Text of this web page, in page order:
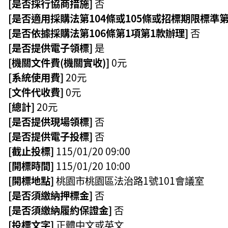
[是否採行協商措施] 否
[是否適用採購法第104條或105條或招標期限標準
[是否依據採購法第106條第1項第1款辦理] 否
[是否提供電子領標] 是
[機關文件費(機關實收)] 0元
[系統使用費] 20元
[文件代收費] 0元
[總計] 20元
[是否提供現場領標] 否
[是否提供電子投標] 否
[截止投標] 115/01/20 09:00
[開標時間] 115/01/20 10:00
[開標地點]桃園市桃園區法治路1號101會議室
[是否須繳納押標金] 否
[是否須繳納履約保證金] 否
[投標文字] 正體中文或英文